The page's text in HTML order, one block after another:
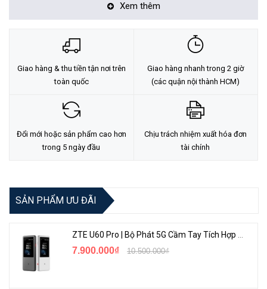
Bộ định tuyến Bảo mật "Tất cả trong một", Hiệu suất cao
Xem thêm
Giao hàng & thu tiền tận nơi trên
toàn quốc
Giao hàng nhanh trong 2 giờ
(các quận nội thành HCM)
Đổi mới hoặc sản phẩm cao hơn
trong 5 ngày đầu
Chịu trách nhiệm xuất hóa đơn
tài chính
SẢN PHẨM ƯU ĐÃI
ZTE U60 Pro | Bộ Phát 5G Cầm Tay Tích Hợp Công Nghệ WiFi 7, Pin 10000mAh
7.900.000₫ 10.500.000₫